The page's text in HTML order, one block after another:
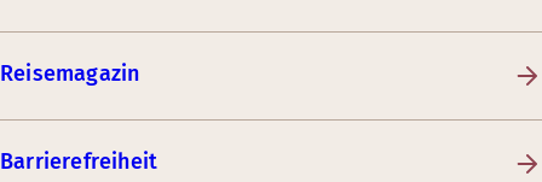
Reisemagazin
Barrierefreiheit